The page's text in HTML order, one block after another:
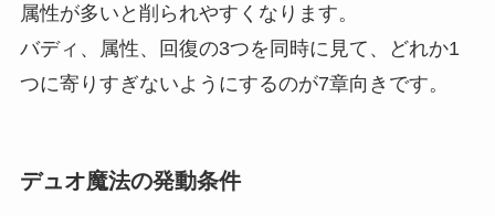
属性が多いと削られやすくなります。
バディ、属性、回復の3つを同時に見て、どれか1
つに寄りすぎないようにするのが7章向きです。
デュオ魔法の発動条件